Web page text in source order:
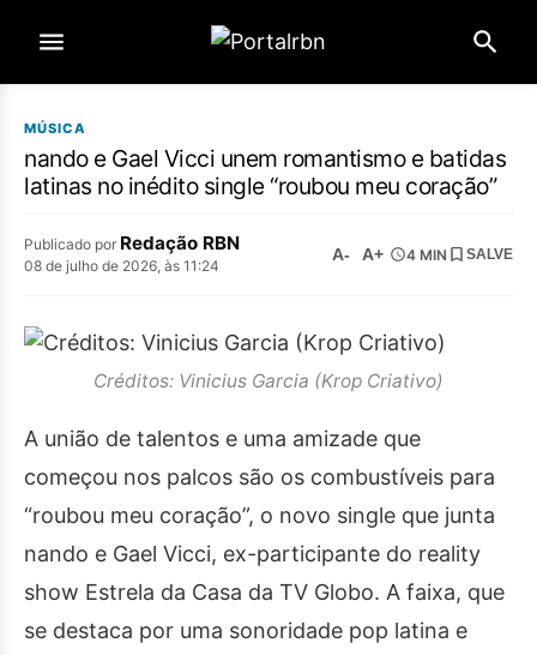
MÚSICA
nando e Gael Vicci unem romantismo e batidas
latinas no inédito single “roubou meu coração”
Publicado por Redação RBN
08 de julho de 2026, às 11:24
A- A+ 4 MIN SALVE
Créditos: Vinicius Garcia (Krop Criativo)
A união de talentos e uma amizade que
começou nos palcos são os combustíveis para
“roubou meu coração”, o novo single que junta
nando e Gael Vicci, ex-participante do reality
show Estrela da Casa da TV Globo. A faixa, que
se destaca por uma sonoridade pop latina e